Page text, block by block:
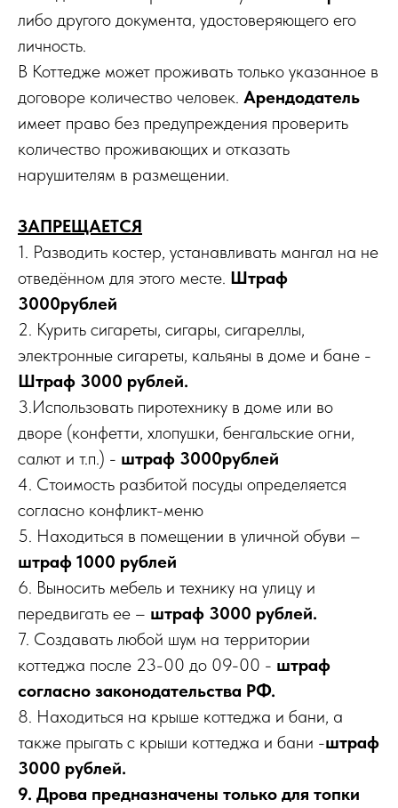
либо другого документа, удостоверяющего его
личность.
В Коттедже может проживать только указанное в
договоре количество человек. Арендодатель
имеет право без предупреждения проверить
количество проживающих и отказать
нарушителям в размещении.
ЗАПРЕЩАЕТСЯ
1. Разводить костер, устанавливать мангал на не
отведённом для этого месте. Штраф
3000рублей
2. Курить сигареты, сигары, сигареллы,
электронные сигареты, кальяны в доме и бане -
Штраф 3000 рублей.
3.Использовать пиротехнику в доме или во
дворе (конфетти, хлопушки, бенгальские огни,
салют и т.п.) - штраф 3000рублей
4. Стоимость разбитой посуды определяется
согласно конфликт-меню
5. Находиться в помещении в уличной обуви –
штраф 1000 рублей
6. Выносить мебель и технику на улицу и
передвигать ее – штраф 3000 рублей.
7. Создавать любой шум на территории
коттеджа после 23-00 до 09-00 - штраф
согласно законодательства РФ.
8. Находиться на крыше коттеджа и бани, а
также прыгать с крыши коттеджа и бани -штраф
3000 рублей.
9. Дрова предназначены только для топки